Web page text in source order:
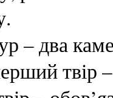
– два
твір